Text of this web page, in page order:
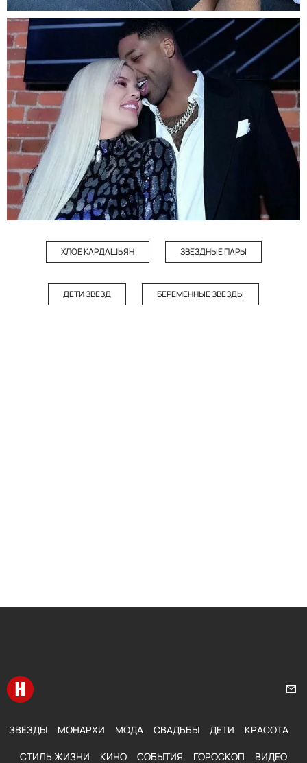
ХЛОЕ КАРДАШЬЯН ЗВЕЗДНЫЕ ПАРЫ
ДЕТИ ЗВЕЗД БЕРЕМЕННЫЕ ЗВЕЗДЫ
Перейти на главную
ЗВЕЗДЫ МОНАРХИ МОДА СВАДЬБЫ ДЕТИ КРАСОТА
СТИЛЬ ЖИЗНИ КИНО СОБЫТИЯ ГОРОСКОП ВИДЕО